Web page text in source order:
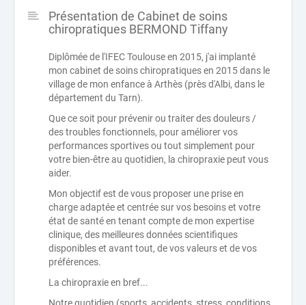
Présentation de Cabinet de soins
chiropratiques BERMOND Tiffany
Diplômée de l'IFEC Toulouse en 2015, j'ai implanté
mon cabinet de soins chiropratiques en 2015 dans le
village de mon enfance à Arthès (près d'Albi, dans le
département du Tarn).
Que ce soit pour prévenir ou traiter des douleurs /
des troubles fonctionnels, pour améliorer vos
performances sportives ou tout simplement pour
votre bien-être au quotidien, la chiropraxie peut vous
aider.
Mon objectif est de vous proposer une prise en
charge adaptée et centrée sur vos besoins et votre
état de santé en tenant compte de mon expertise
clinique, des meilleures données scientifiques
disponibles et avant tout, de vos valeurs et de vos
préférences.
La chiropraxie en bref...